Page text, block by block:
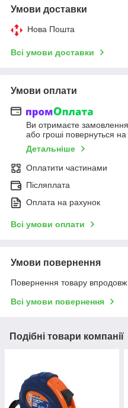
Умови доставки
Нова Пошта
Всі умови доставки
Умови оплати
Ви отримаєте замовлення
або гроші повернуться
Детальніше
Оплатити частинами
Післяплата
Оплата на рахунок
Всі умови оплати
Умови повернення
Повернення товару впродовж
Всі умови повернення
Подібні товари компанії